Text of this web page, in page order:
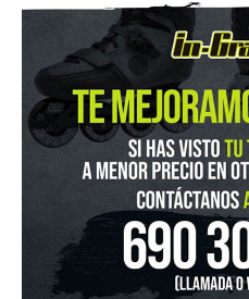
IN-GRAVITY MADRID RETIRO
Pza. Mariano de Cavia, 2